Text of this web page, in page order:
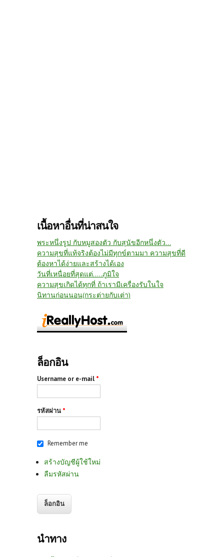
เนื้อหาอื่นที่น่าสนใจ
พระหนึ่งรูป กับหมูสองตัว กับสุนัขอีกหนึ่งตัว...
ความสุขที่แท้จริงต้องไม่มีทุกข์ตามมา ความสุขที่ดี
ต้องหาได้ง่ายและสร้างได้เอง
วันที่เหนื่อยที่สุดแต่.....ภูมิใจ
ความสุขเกิดได้ทุกที่ ถ้าเรามีเครื่องรับในใจ
นิทานก่อนนอน(กระต่ายกับเต่า)
ล็อกอิน
Username or e-mail *
รหัสผ่าน *
Remember me
สร้างบัญชีผู้ใช้ใหม่
ลืมรหัสผ่าน
นำทาง